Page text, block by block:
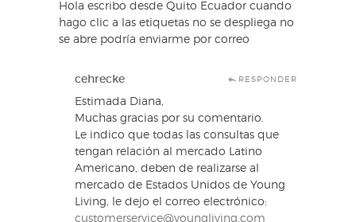
Hola escribo desde Quito Ecuador cuando
hago clic a las etiquetas no se despliega no
se abre podría enviarme por correo
cehrecke RESPONDER
Estimada Diana,
Muchas gracias por su comentario.
Le indico que todas las consultas que
tengan relación al mercado Latino
Americano, deben de realizarse al
mercado de Estados Unidos de Young
Living, le dejo el correo electrónico:
customerservice@youngliving.com